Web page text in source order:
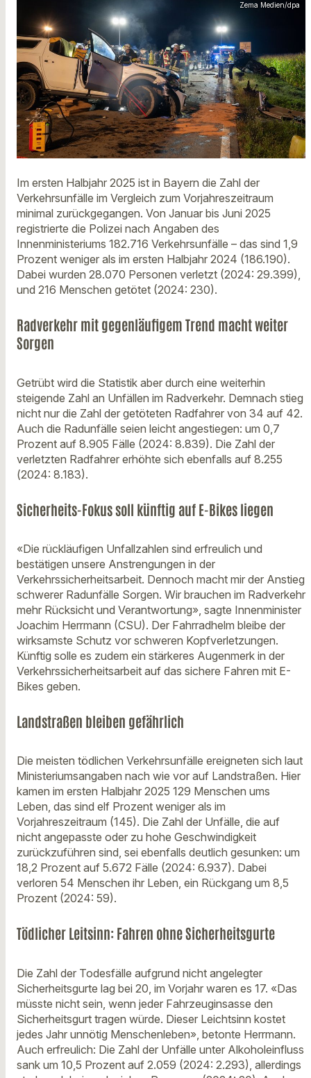
Zema Medien/dpa
Im ersten Halbjahr 2025 ist in Bayern die Zahl der
Verkehrsunfälle im Vergleich zum Vorjahreszeitraum
minimal zurückgegangen. Von Januar bis Juni 2025
registrierte die Polizei nach Angaben des
Innenministeriums 182.716 Verkehrsunfälle – das sind 1,9
Prozent weniger als im ersten Halbjahr 2024 (186.190).
Dabei wurden 28.070 Personen verletzt (2024: 29.399),
und 216 Menschen getötet (2024: 230).
Radverkehr mit gegenläufigem Trend macht weiter
Sorgen
Getrübt wird die Statistik aber durch eine weiterhin
steigende Zahl an Unfällen im Radverkehr. Demnach stieg
nicht nur die Zahl der getöteten Radfahrer von 34 auf 42.
Auch die Radunfälle seien leicht angestiegen: um 0,7
Prozent auf 8.905 Fälle (2024: 8.839). Die Zahl der
verletzten Radfahrer erhöhte sich ebenfalls auf 8.255
(2024: 8.183).
Sicherheits-Fokus soll künftig auf E-Bikes liegen
«Die rückläufigen Unfallzahlen sind erfreulich und
bestätigen unsere Anstrengungen in der
Verkehrssicherheitsarbeit. Dennoch macht mir der Anstieg
schwerer Radunfälle Sorgen. Wir brauchen im Radverkehr
mehr Rücksicht und Verantwortung», sagte Innenminister
Joachim Herrmann (CSU). Der Fahrradhelm bleibe der
wirksamste Schutz vor schweren Kopfverletzungen.
Künftig solle es zudem ein stärkeres Augenmerk in der
Verkehrssicherheitsarbeit auf das sichere Fahren mit E-
Bikes geben.
Landstraßen bleiben gefährlich
Die meisten tödlichen Verkehrsunfälle ereigneten sich laut
Ministeriumsangaben nach wie vor auf Landstraßen. Hier
kamen im ersten Halbjahr 2025 129 Menschen ums
Leben, das sind elf Prozent weniger als im
Vorjahreszeitraum (145). Die Zahl der Unfälle, die auf
nicht angepasste oder zu hohe Geschwindigkeit
zurückzuführen sind, sei ebenfalls deutlich gesunken: um
18,2 Prozent auf 5.672 Fälle (2024: 6.937). Dabei
verloren 54 Menschen ihr Leben, ein Rückgang um 8,5
Prozent (2024: 59).
Tödlicher Leitsinn: Fahren ohne Sicherheitsgurte
Die Zahl der Todesfälle aufgrund nicht angelegter
Sicherheitsgurte lag bei 20, im Vorjahr waren es 17. «Das
müsste nicht sein, wenn jeder Fahrzeuginsasse den
Sicherheitsgurt tragen würde. Dieser Leichtsinn kostet
jedes Jahr unnötig Menschenleben», betonte Herrmann.
Auch erfreulich: Die Zahl der Unfälle unter Alkoholeinfluss
sank um 10,5 Prozent auf 2.059 (2024: 2.293), allerdings